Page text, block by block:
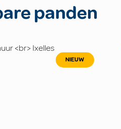
panden
NIEUW